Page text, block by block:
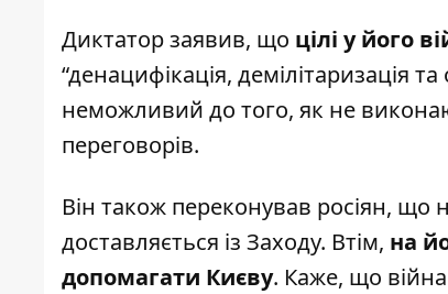
Диктатор заявив, що цілі у його
“денацифікація, демілітаризація
неможливий до того, як не
переговорів.
Він також переконував росіян, що
доставляється із Заходу. Втім, на
допомагати Києву. Каже, що